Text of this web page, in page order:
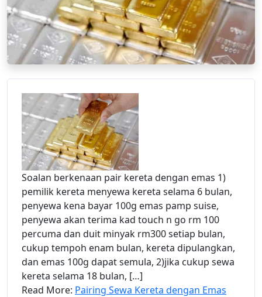
Soalan berkenaan pair kereta dengan emas 1)
pemilik kereta menyewa kereta selama 6 bulan,
penyewa kena bayar 100g emas pamp suise,
penyewa akan terima kad touch n go rm 100
percuma dan duit minyak rm300 setiap bulan,
cukup tempoh enam bulan, kereta dipulangkan,
dan emas 100g dapat semula, 2)jika cukup sewa
kereta selama 18 bulan, […]
Read More: Pairing Sewa Kereta dengan Emas